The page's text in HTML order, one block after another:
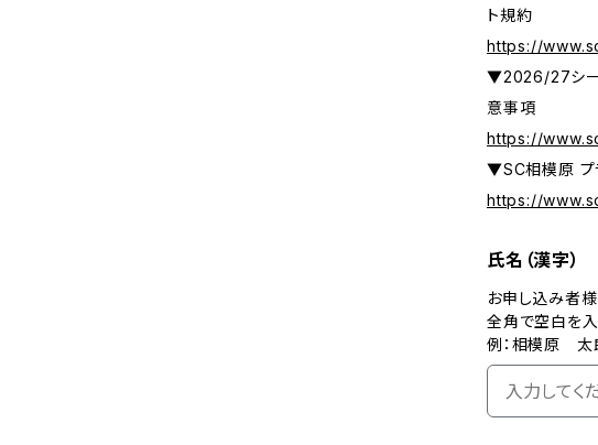
ト規約
https://
▼2026/27シー
意事項
https://
▼SC相模原 プ
https://
氏名（漢字）
お申し込み者
全角で空白を入
例：相模原 太